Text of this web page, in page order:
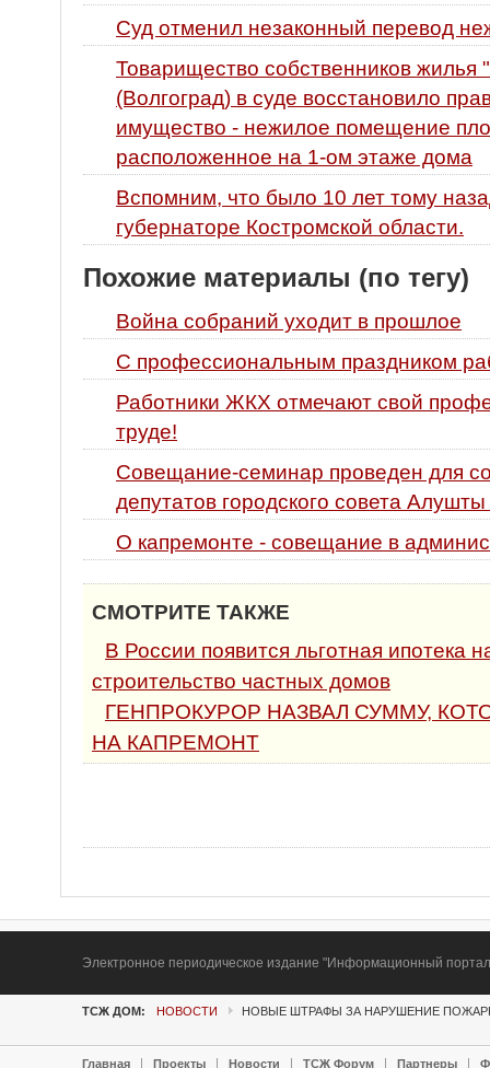
Суд отменил незаконный перевод
Товарищество собственников жилья
(Волгоград) в суде восстановило
имущество - нежилое помещение
расположенное на 1-ом этаже дома
Вспомним, что было 10 лет тому
губернаторе Костромской области.
Похожие материалы (по тегу)
Война собраний уходит в прошлое
С профессиональным праздником
Работники ЖКХ отмечают свой
труде!
Совещание-семинар проведен для
депутатов городского совета
О капремонте - совещание в
СМОТРИТЕ ТАКЖЕ
В России появится льготная ипотека
строительство частных домов
ГЕНПРОКУРОР НАЗВАЛ СУММУ,
НА КАПРЕМОНТ
Электронное периодическое издание "Информационный
ТСЖ ДОМ: НОВОСТИ НОВЫЕ ШТРАФЫ ЗА НАРУШЕНИЕ
Главная Проекты Новости ТСЖ Форум Партнеры